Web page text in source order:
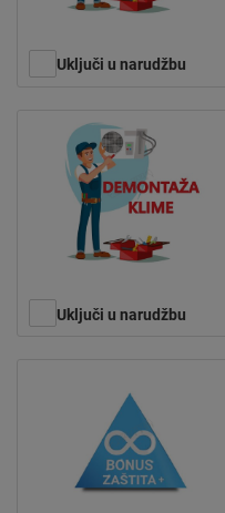
Uključi u narudžbu
Uključi u narudžbu